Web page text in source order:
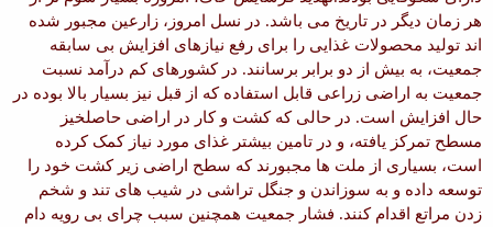
هر زمان دیگر در تاریخ می باشد. در نسل امروز، زارعین مجبور شده
اند تولید محصولات غذایی را برای رفع نیازهای افزایش بی سابقه
جمعیت، به بیش از دو برابر برسانند. در کشورهای کم درآمد نسبت
جمعیت به اراضی زراعی قابل استفاده که از قبل نیز بسیار بالا بوده در
حال افزایش است. در حالی که کشت و کار در اراضی حاصلخیز
مسطح تمرکز یافته، و در تامین بیشتر غذای مورد نیاز کمک کرده
است، بسیاری از ملت ها مجبورند که سطح اراضی زیر کشت خود را
توسعه داده و به سوزاندن و جنگل تراشی در شیب های تند و شخم
زدن مراتع اقدام کنند. فشار جمعیت همچنین سبب چرای بی رویه دام